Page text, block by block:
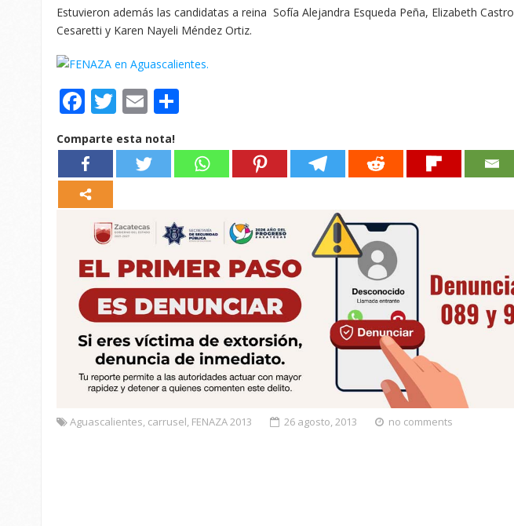
Estuvieron además las candidatas a reina Sofía Alejandra Esqueda Peña, Elizabeth Castro
Cesaretti y Karen Nayeli Méndez Ortiz.
Facebook
Twitter
Email
Comparte esta nota!
Aguascalientes, carrusel, FENAZA 2013 26 agosto, 2013 no comments